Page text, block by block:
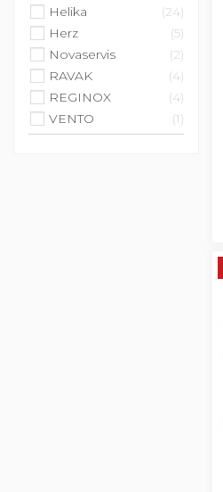
Helika
24
Herz
5
Novaservis
2
RAVAK
4
REGINOX
4
VENTO
1